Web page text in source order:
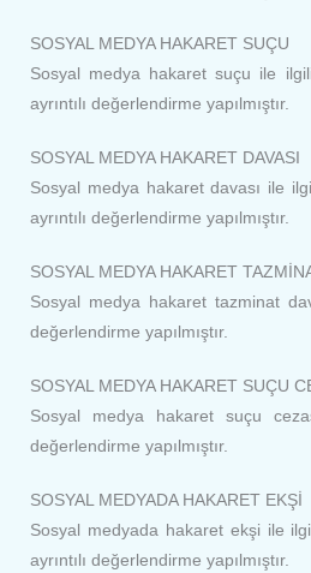
SOSYAL MEDYA HAKARET SUÇU
Sosyal medya hakaret suçu ile
ayrıntılı değerlendirme yapılmıştır.
SOSYAL MEDYA HAKARET DAVASI
Sosyal medya hakaret davası ile
ayrıntılı değerlendirme yapılmıştır.
SOSYAL MEDYA HAKARET
Sosyal medya hakaret tazminat
değerlendirme yapılmıştır.
SOSYAL MEDYA HAKARET SUÇU
Sosyal medya hakaret suçu
değerlendirme yapılmıştır.
SOSYAL MEDYADA HAKARET EKŞİ
Sosyal medyada hakaret ekşi ile
ayrıntılı değerlendirme yapılmıştır.